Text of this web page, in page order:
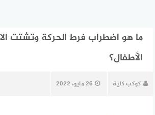
ما هو اضطراب فرط الحركة وتشتت
الأطفال؟
كوكب كلية 26 مايو، 2022